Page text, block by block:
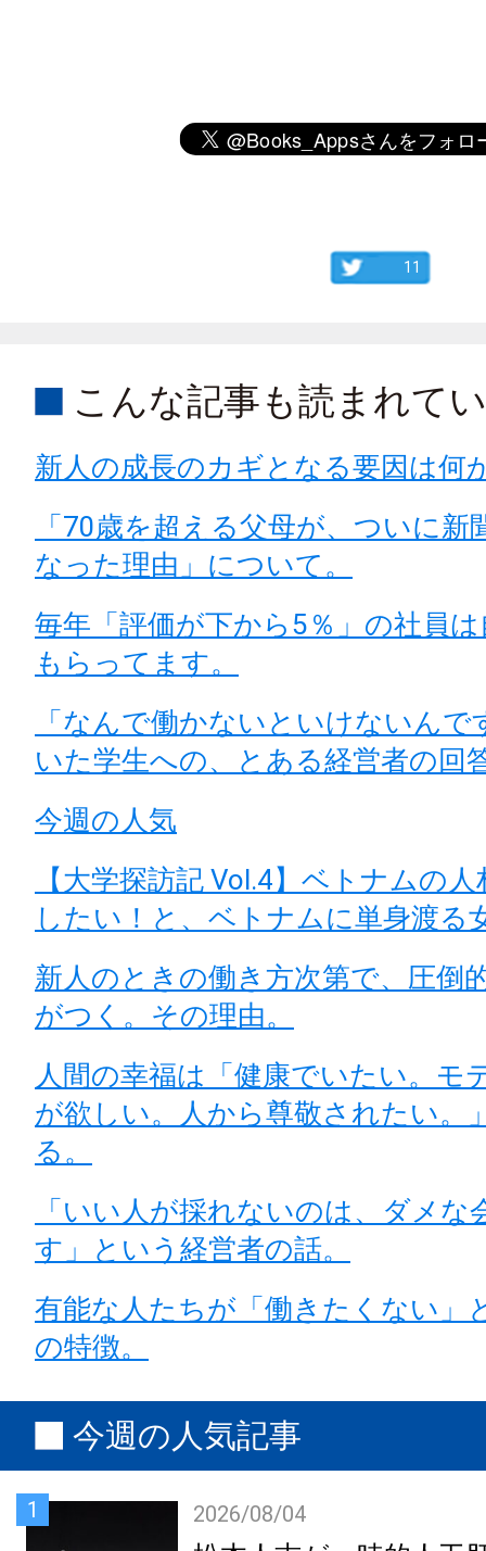
11
こんな記事も読まれて
新人の成長のカギとなる要因は何
「70歳を超える父母が、ついに新
なった理由」について。
毎年「評価が下から5％」の社員
もらってます。
「なんで働かないといけないんで
いた学生への、とある経営者の回
今週の人気
【大学探訪記 Vol.4】ベトナムの
したい！と、ベトナムに単身渡る
新人のときの働き方次第で、圧倒
がつく。その理由。
人間の幸福は「健康でいたい。モ
が欲しい。人から尊敬されたい。
る。
「いい人が採れないのは、ダメな
す」という経営者の話。
有能な人たちが「働きたくない」
の特徴。
今週の人気記事
1 2026/08/04